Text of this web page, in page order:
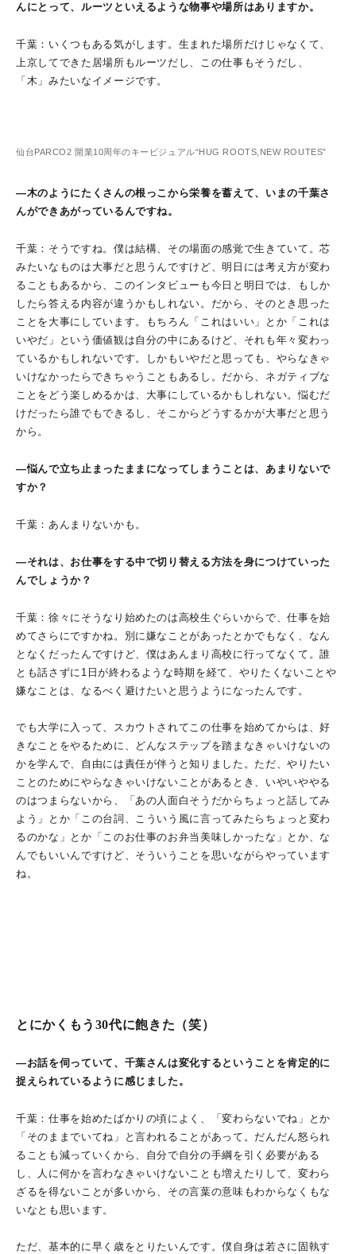
んにとって、ルーツといえるような物事や場所はありますか。
千葉：いくつもある気がします。生まれた場所だけじゃなくて、
上京してできた居場所もルーツだし、この仕事もそうだし、
「木」みたいなイメージです。
仙台PARCO2 開業10周年のキービジュアル“HUG ROOTS,NEW ROUTES”
―木のようにたくさんの根っこから栄養を蓄えて、いまの千葉さ
んができあがっているんですね。
千葉：そうですね。僕は結構、その場面の感覚で生きていて。芯
みたいなものは大事だと思うんですけど、明日には考え方が変わ
ることもあるから、このインタビューも今日と明日では、もしか
したら答える内容が違うかもしれない。だから、そのとき思った
ことを大事にしています。もちろん「これはいい」とか「これは
いやだ」という価値観は自分の中にあるけど、それも年々変わっ
ているかもしれないです。しかもいやだと思っても、やらなきゃ
いけなかったらできちゃうこともあるし。だから、ネガティブな
ことをどう楽しめるかは、大事にしているかもしれない。悩むだ
けだったら誰でもできるし、そこからどうするかが大事だと思う
から。
―悩んで立ち止まったままになってしまうことは、あまりないで
すか？
千葉：あんまりないかも。
―それは、お仕事をする中で切り替える方法を身につけていった
んでしょうか？
千葉：徐々にそうなり始めたのは高校生ぐらいからで、仕事を始
めてさらにですかね。別に嫌なことがあったとかでもなく、なん
となくだったんですけど、僕はあんまり高校に行ってなくて。誰
とも話さずに1日が終わるような時期を経て、やりたくないことや
嫌なことは、なるべく避けたいと思うようになったんです。
でも大学に入って、スカウトされてこの仕事を始めてからは、好
きなことをやるために、どんなステップを踏まなきゃいけないの
かを学んで、自由には責任が伴うと知りました。ただ、やりたい
ことのためにやらなきゃいけないことがあるとき、いやいややる
のはつまらないから、「あの人面白そうだからちょっと話してみ
よう」とか「この台詞、こういう風に言ってみたらちょっと変わ
るのかな」とか「このお仕事のお弁当美味しかったな」とか、な
んでもいいんですけど、そういうことを思いながらやっています
ね。
とにかくもう30代に飽きた（笑）
―お話を伺っていて、千葉さんは変化するということを肯定的に
捉えられているように感じました。
千葉：仕事を始めたばかりの頃によく、「変わらないでね」とか
「そのままでいてね」と言われることがあって。だんだん怒られ
ることも減っていくから、自分で自分の手綱を引く必要がある
し、人に何かを言わなきゃいけないことも増えたりして、変わら
ざるを得ないことが多いから、その言葉の意味もわからなくもな
いなとも思います。
ただ、基本的に早く歳をとりたいんです。僕自身は若さに固執す